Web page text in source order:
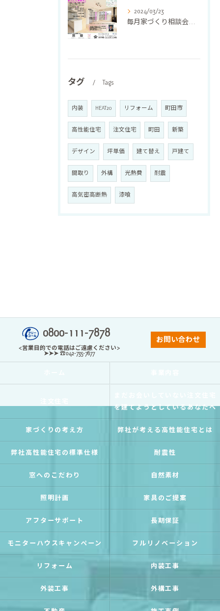
2024/03/23
毎月家づくり相談会を開催しています❣️
タグ Tags
内装 HEAT20 リフォーム 町田市
高性能住宅 注文住宅 町田 新築
デザイン 坪単価 建て替え 戸建て
間取り 外構 光熱費 耐震
高気密高断熱 漆喰
0800-111-7878
<営業目的での電話はご遠慮ください>
➤➤➤ ☎042-735-7877
お問い合わせ
を建てようとしているあなたへ
家づくりの考え方 弊社が考える高性能住宅とは
弊社高性能住宅の標準仕様 耐震性
窓へのこだわり 自然素材
照明計画 家具のご提案
アフターサポート 長期保証
モニターハウスキャンペーン フルリノベーション
リフォーム 内装工事
外装工事 外構工事